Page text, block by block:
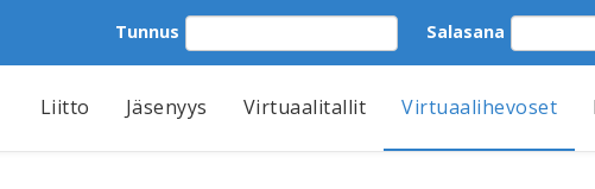
Tunnus Salasana
Liitto Jäsenyys Virtuaalitallit Virtuaalihevoset